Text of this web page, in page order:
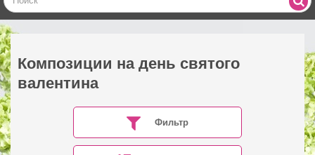
Композиции на день святого
валентина
Фильтр